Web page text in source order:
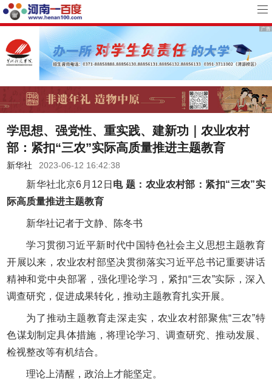
学思想、强党性、重实践、建新功｜农业农村
部：紧扣“三农”实际高质量推进主题教育
新华社 2023-06-12 16:42:38
新华社北京6月12日 电 题：农业农村部：紧扣“三农”实
际高质量推进主题教育
新华社记者于文静、陈冬书
学习贯彻习近平新时代中国特色社会主义思想主题教育
开展以来，农业农村部坚决贯彻落实习近平总书记重要讲话
精神和党中央部署，强化理论学习，紧扣“三农”实际，深入
调查研究，促进成果转化，推动主题教育扎实开展。
为了推动主题教育走深走实，农业农村部聚焦“三农”特
色谋划制定具体措施，将理论学习、调查研究、推动发展、
检视整改等有机结合。
理论上清醒，政治上才能坚定。